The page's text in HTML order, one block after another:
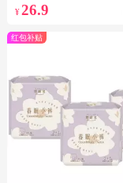
¥ 26.9
红包补贴